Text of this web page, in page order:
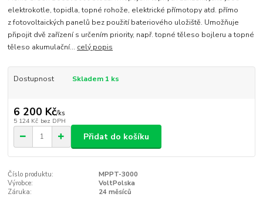
elektrokotle, topidla, topné rohože, elektrické přímotopy atd. přímo
z fotovoltaických panelů bez použití bateriového uložiště. Umožňuje
připojit dvě zařízení s určením priority, např. topné těleso bojleru a topné
těleso akumulační... celý popis
Dostupnost Skladem 1 ks
6 200 Kč/ks
5 124 Kč bez DPH
Přidat do košíku
Číslo produktu:
MPPT-3000
Výrobce:
VoltPolska
Záruka:
24 měsíců